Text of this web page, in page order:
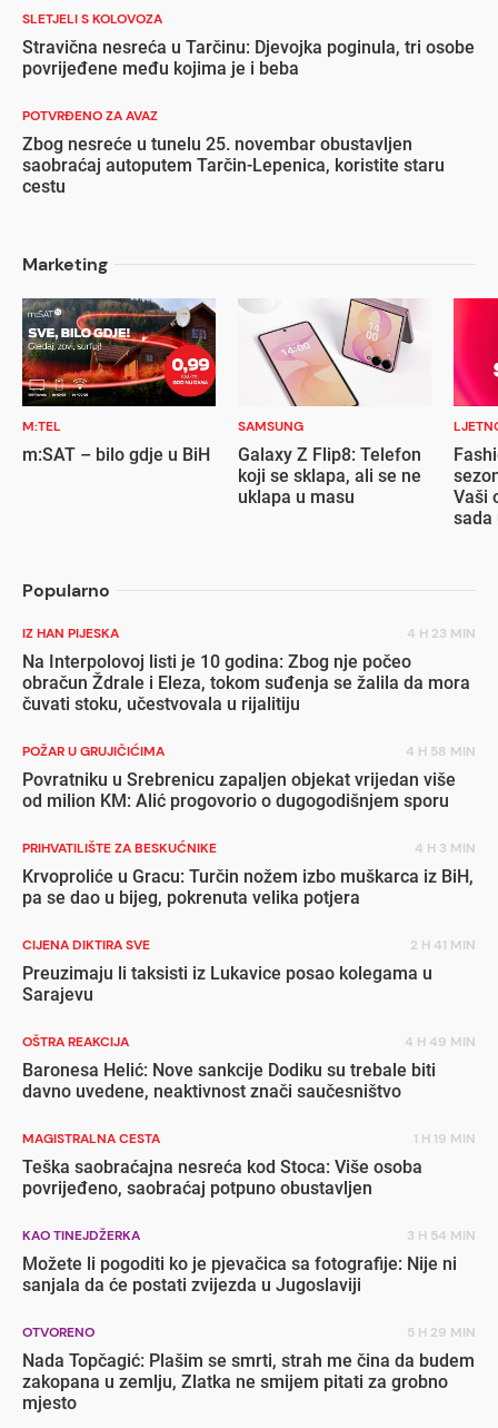
SLETJELI S KOLOVOZA
Stravična nesreća u Tarčinu: Djevojka poginula, tri osobe
povrijeđene među kojima je i beba
POTVRĐENO ZA AVAZ
Zbog nesreće u tunelu 25. novembar obustavljen
saobraćaj autoputem Tarčin-Lepenica, koristite staru
cestu
Marketing
M:TEL
m:SAT – bilo gdje u BiH
SAMSUNG
Galaxy Z Flip8: Telefon
koji se sklapa, ali se ne
uklapa u masu
Vaši
sada
Popularno
IZ HAN PIJESKA 4 H 23 MIN
Na Interpolovoj listi je 10 godina: Zbog nje počeo
obračun Ždrale i Eleza, tokom suđenja se žalila da mora
čuvati stoku, učestvovala u rijalitiju
POŽAR U GRUJIČIĆIMA 4 H 58 MIN
Povratniku u Srebrenicu zapaljen objekat vrijedan više
od milion KM: Alić progovorio o dugogodišnjem sporu
PRIHVATILIŠTE ZA BESKUĆNIKE 4 H 3 MIN
Krvoproliće u Gracu: Turčin nožem izbo muškarca iz BiH,
pa se dao u bijeg, pokrenuta velika potjera
CIJENA DIKTIRA SVE 2 H 41 MIN
Preuzimaju li taksisti iz Lukavice posao kolegama u
Sarajevu
OŠTRA REAKCIJA 4 H 49 MIN
Baronesa Helić: Nove sankcije Dodiku su trebale biti
davno uvedene, neaktivnost znači saučesništvo
MAGISTRALNA CESTA 1 H 19 MIN
Teška saobraćajna nesreća kod Stoca: Više osoba
povrijeđeno, saobraćaj potpuno obustavljen
KAO TINEJDŽERKA 3 H 54 MIN
Možete li pogoditi ko je pjevačica sa fotografije: Nije ni
sanjala da će postati zvijezda u Jugoslaviji
OTVORENO 5 H 29 MIN
Nada Topčagić: Plašim se smrti, strah me čina da budem
zakopana u zemlju, Zlatka ne smijem pitati za grobno
mjesto